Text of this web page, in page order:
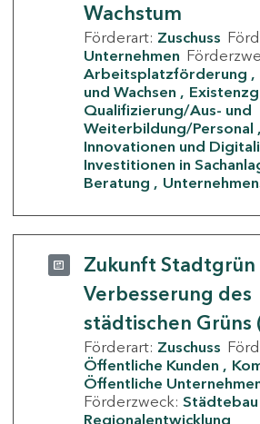
Wachstum
Förderart: Zuschuss
Unternehmen
Arbeitsplatzförderung
und Wachsen
Qualifizierung/Aus- und
Weiterbildung/Personal
Innovationen und
Investitionen in
Beratung
Zukunft Stadtgrün
Verbesserung des
städtischen Grüns
Förderart: Zuschuss
Öffentliche Kunden
Öffentliche
Förderzweck: Städtebau
Regionalentwicklung